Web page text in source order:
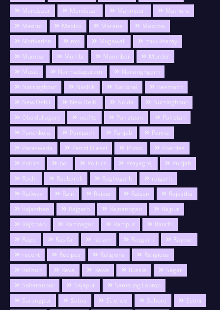
Mandsaur
Mandsuar Manmpuri
Mathura
Meerut
Mexico Morena
Moscow
Motivation
mp Mugawali
mukulsaray
Mumbai
Mumbi Mumnbai
Murder
Music
Narmadapuram
Narsinghgarh
Narsinghpur
Nashik National
neemach
New Dehli
New Delhi Noida
Nursinghpur
Obaidullaganj
outfits Pakistaan
Pakistan
Panchkula
Panipath Panjab
Panna
Paraswada
Petrol Diesel Photo
Poetries
Poitics
pol Politics Prayagraj
Punjab
Rachi
Raebareli Raghogarh
raigarh
Railway
Rain Raipur Raisen
Rajastha
Rajasthan
Rajgarh Rajnandgao
Rajpur
Rajsthan
Ramnagar Rampur
Ranchi
Rape
Rasifal ratlam Raygarh
Raypur
recent
Recipes Religions
Religious
Relison
Reva Rewa Russia
Sagar
Saharanpur
Sajapur
Samsung Laptop
Sarangpur
Satna Science Sehore
Seoni